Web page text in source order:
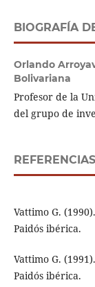
BIOGRAFÍA
Orlando
Bolivariana
Profesor de la
del grupo de
REFERENCIAS
Vattimo G.
Paidós ibérica.
Vattimo G.
Paidós ibérica.